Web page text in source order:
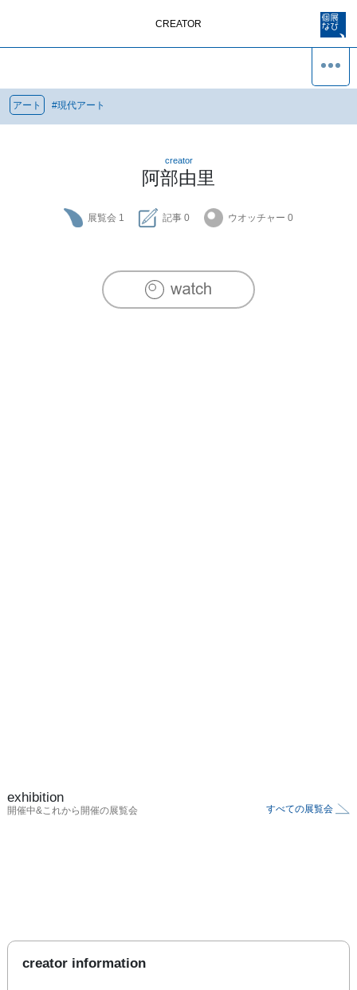
CREATOR
アート #現代アート
creator
阿部由里
展覧会 1 記事 0 ウオッチャー 0
exhibition
開催中&これから開催の展覧会 すべての展覧会
creator information